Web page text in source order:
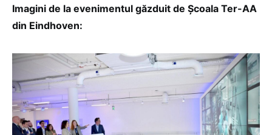
Imagini de la evenimentul găzduit de Școala Ter-AA
din Eindhoven: